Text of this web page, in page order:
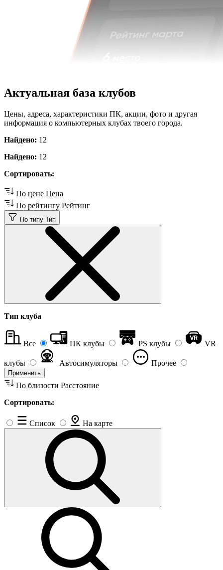
Актуальная база клубов
Цены, адреса, характеристики ПК, акции, фото и другая
информация о компьютерных клубах твоего города.
Найдено: 12
Найдено: 12
Сортировать:
По цене Цена
По рейтингу Рейтинг
По типу Тип
Тип клуба
Все ПК клубы PS клубы VR
клубы Автосимуляторы Прочее
Применить
По близости Расстояние
Сортировать:
Список На карте